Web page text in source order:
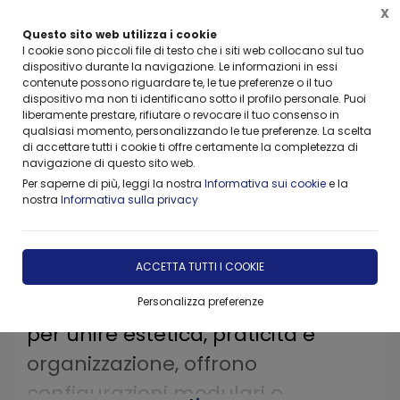
Questo sito web utilizza i cookie
I cookie sono piccoli file di testo che i siti web collocano sul tuo
dispositivo durante la navigazione. Le informazioni in essi
contenute possono riguardare te, le tue preferenze o il tuo
dispositivo ma non ti identificano sotto il profilo personale. Puoi
liberamente prestare, rifiutare o revocare il tuo consenso in
qualsiasi momento, personalizzando le tue preferenze. La scelta
di accettare tutti i cookie ti offre certamente la completezza di
navigazione di questo sito web.
Per saperne di più, leggi la nostra Informativa sui cookiee la
nostra Informativa sulla privacy
ACCETTA TUTTI I COOKIE
Personalizza preferenze
X
Home Forniture VISMARA ARREDO BEAUTY & SPA Mobili
I mobili tecnici e funzionali
Vismarasono soluzioni versatili e
ottimizzare ogni ambiente
professionale del settore estetico,
wellness e make-up. Progettati
per unire estetica, praticità e
organizzazione, offrono
configurazioni modulari e